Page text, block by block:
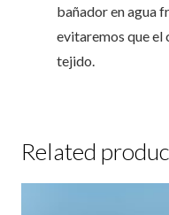
bañador en agua
evitaremos que el
tejido.
Related